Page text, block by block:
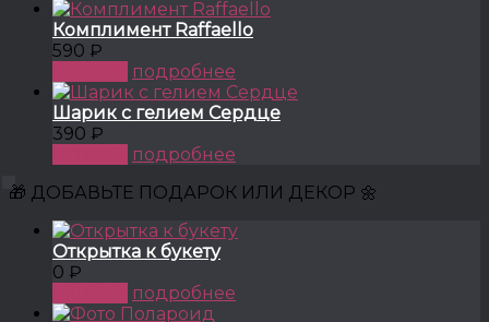
Комплимент Raffaello
590 ₽
подробнее
Шарик с гелием Сердце
390 ₽
подробнее
🎁 ДОБАВЬТЕ ПОДАРОК ИЛИ ДЕКОР 🌼
Открытка к букету
0 ₽
подробнее